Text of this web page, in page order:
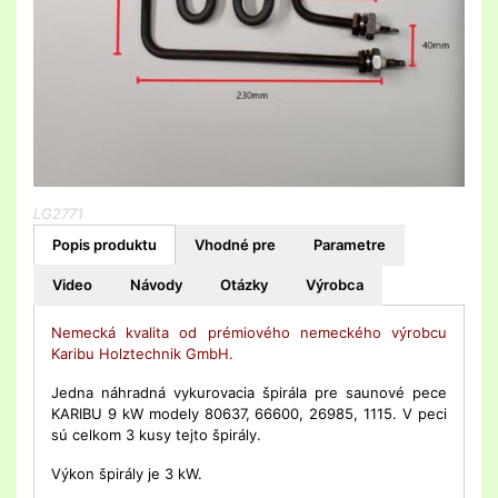
LG2771
Popis produktu
Vhodné pre Parametre
Video Návody Otázky Výrobca
Nemecká kvalita od prémiového nemeckého výrobcu
Karibu Holztechnik GmbH.
Jedna náhradná vykurovacia špirála pre saunové pece
KARIBU 9 kW modely 80637, 66600, 26985, 1115. V peci
sú celkom 3 kusy tejto špirály.
Výkon špirály je 3 kW.